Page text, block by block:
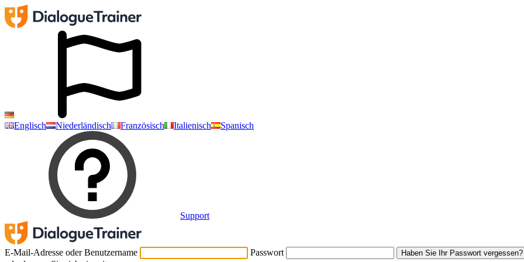
Englisch Niederländisch Französisch Italienisch Spanisch
Support
E-Mail-Adresse oder Benutzername Passwort Haben Sie Ihr Passwort vergessen?